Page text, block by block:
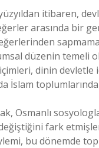
itibaren,
arasında bir
düzenin temeli
dinin devletle
İslam
Osmanlı
fark
bu dönemde